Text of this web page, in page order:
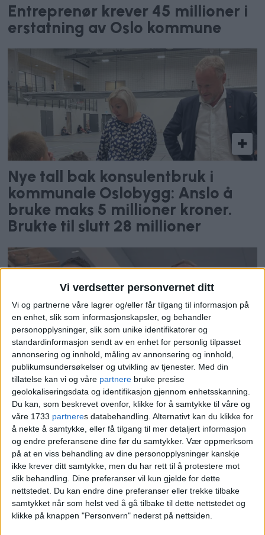
Vi verdsetter personvernet ditt
Vi og partnerne våre lagrer og/eller får tilgang til informasjon på
en enhet, slik som informasjonskapsler, og behandler
personopplysninger, slik som unike identifikatorer og
standardinformasjon sendt av en enhet for personlig tilpasset
annonsering og innhold, måling av annonsering og innhold,
publikumsundersøkelser og utvikling av tjenester. Med din
tillatelse kan vi og våre partnere bruke presise
geolokaliseringsdata og identifikasjon gjennom enhetsskanning.
Du kan, som beskrevet ovenfor, klikke for å samtykke til våre og
våre 1733 partneres databehandling. Alternativt kan du klikke for
å nekte å samtykke, eller få tilgang til mer detaljert informasjon
og endre preferansene dine før du samtykker. Vær oppmerksom
på at en viss behandling av dine personopplysninger kanskje
ikke krever ditt samtykke, men du har rett til å protestere mot
slik behandling. Dine preferanser vil kun gjelde for dette
nettstedet. Du kan endre dine preferanser eller trekke tilbake
samtykket når som helst ved å gå tilbake til dette nettstedet og
klikke på knappen "Personvern" nederst på nettsiden.
Entreprenør krever 45 millioner i
erstatning av Oslo kommune
Nye tall bak konsulentbruk i
kommunale Oslobygg: Anslo å
bruke maks 5 millioner kroner.
Brukte til slutt 28 millioner
AVSLØRING: Byrådet lovet kutt i
kommunens konsulentbruk: Nå
betales konsulenter 27 millioner
for oppretting av Oslobygg